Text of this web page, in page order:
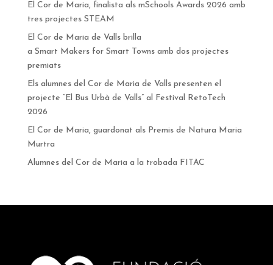
El Cor de Maria, finalista als mSchools Awards 2026 amb
tres projectes STEAM
El Cor de Maria de Valls brilla
a Smart Makers for Smart Towns amb dos projectes
premiats
Els alumnes del Cor de Maria de Valls presenten el
projecte “El Bus Urbà de Valls” al Festival RetoTech
2026
El Cor de Maria, guardonat als Premis de Natura Maria
Murtra
Alumnes del Cor de Maria a la trobada FITAC